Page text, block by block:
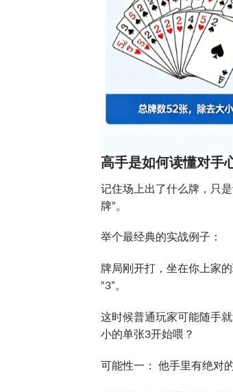
高手是如何读懂对手
记住场上出了什么牌，只
牌”。
举个最经典的实战例子：
牌局刚开打，坐在你上家
“3”。
这时候普通玩家可能随手
小的单张3开始喂？
可能性一： 他手里有绝对